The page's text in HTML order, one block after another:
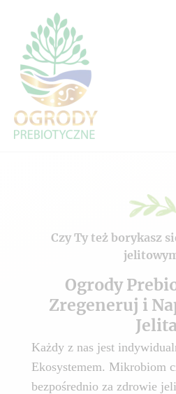
Czy Ty też borykasz
Ogrody
Zregeneruj i
Jelita
Każdy z nas jest
Ekosystemem. Mikrobiom
bezpośrednio za zdrowie